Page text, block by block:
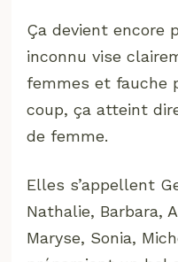
Ça devient encore
inconnu vise
femmes et fauche
coup, ça atteint
de femme.
Elles s’appellent
Nathalie, Barbara,
Maryse, Sonia,